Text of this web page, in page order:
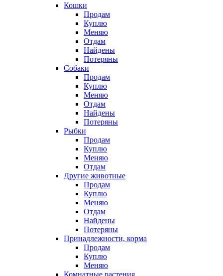
Кошки
Продам
Куплю
Меняю
Отдам
Найдены
Потеряны
Собаки
Продам
Куплю
Меняю
Отдам
Найдены
Потеряны
Рыбки
Продам
Куплю
Меняю
Отдам
Другие животные
Продам
Куплю
Меняю
Отдам
Найдены
Потеряны
Принадлежности, корма
Продам
Куплю
Меняю
Комнатные растения